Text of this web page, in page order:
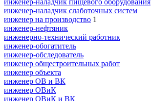
инженер-наладчик слаботочных систем
инженер на производство 1
инженер-нефтяник
инженерно-технический работник
инженер-обогатитель
инженер-обследователь
инженер общестроительных работ
инженер объекта
инженер ОВ и ВК
инженер ОВиК
инженер ОВиК и ВК